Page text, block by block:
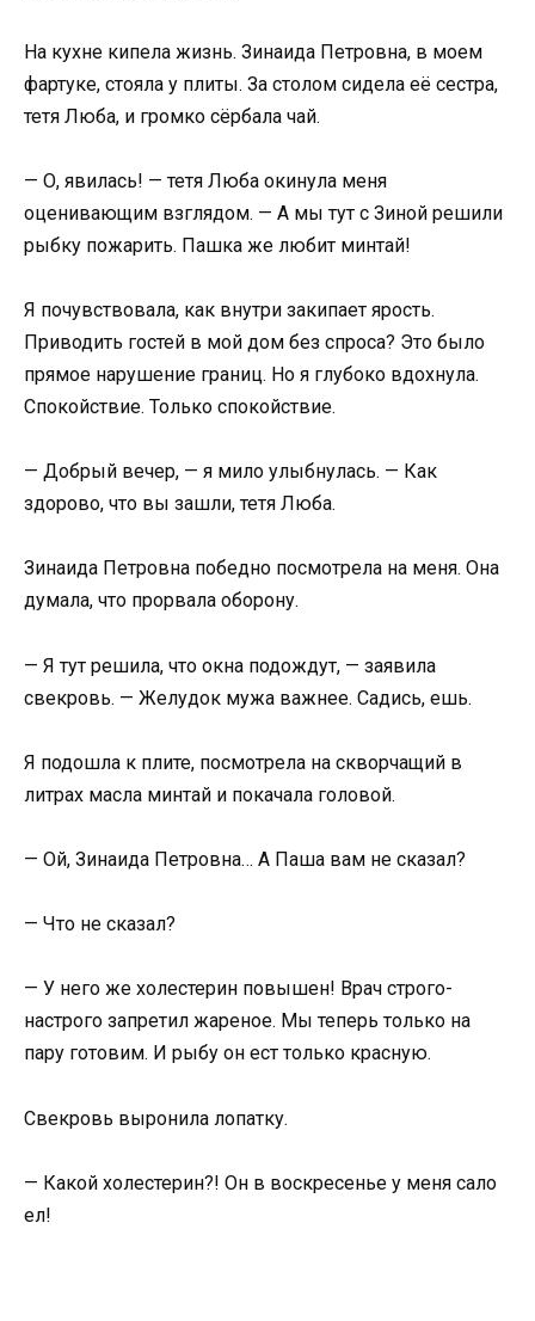
На кухне кипела жизнь. Зинаида Петровна, в моем
фартуке, стояла у плиты. За столом сидела её сестра,
тетя Люба, и громко сёрбала чай.
— О, явилась! — тетя Люба окинула меня
оценивающим взглядом. — А мы тут с Зиной решили
рыбку пожарить. Пашка же любит минтай!
Я почувствовала, как внутри закипает ярость.
Приводить гостей в мой дом без спроса? Это было
прямое нарушение границ. Но я глубоко вдохнула.
Спокойствие. Только спокойствие.
— Добрый вечер, — я мило улыбнулась. — Как
здорово, что вы зашли, тетя Люба.
Зинаида Петровна победно посмотрела на меня. Она
думала, что прорвала оборону.
— Я тут решила, что окна подождут, — заявила
свекровь. — Желудок мужа важнее. Садись, ешь.
Я подошла к плите, посмотрела на скворчащий в
литрах масла минтай и покачала головой.
— Ой, Зинаида Петровна… А Паша вам не сказал?
— Что не сказал?
— У него же холестерин повышен! Врач строго-
настрого запретил жареное. Мы теперь только на
пару готовим. И рыбу он ест только красную.
Свекровь выронила лопатку.
— Какой холестерин?! Он в воскресенье у меня сало
ел!